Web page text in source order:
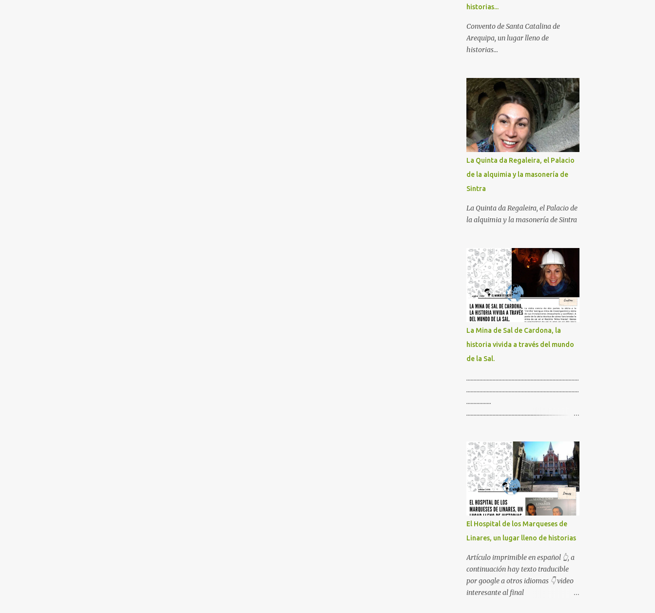
historias...
Convento de Santa Catalina de
Arequipa, un lugar lleno de
historias...
La Quinta da Regaleira, el Palacio
de la alquimia y la masonería de
Sintra
La Quinta da Regaleira, el Palacio de
la alquimia y la masonería de Sintra
La Mina de Sal de Cardona, la
historia vivida a través del mundo
de la Sal.
.............................................................................
.............................................................................
.................
.............................................................................
español 👆, a continuación hay texto
traducible por google a otros
idiomas 👇 video interesante al final
😉
El Hospital de los Marqueses de
Linares, un lugar lleno de historias
Artículo imprimible en español 👆, a
continuación hay texto traducible
por google a otros idiomas 👇 video
interesante al final